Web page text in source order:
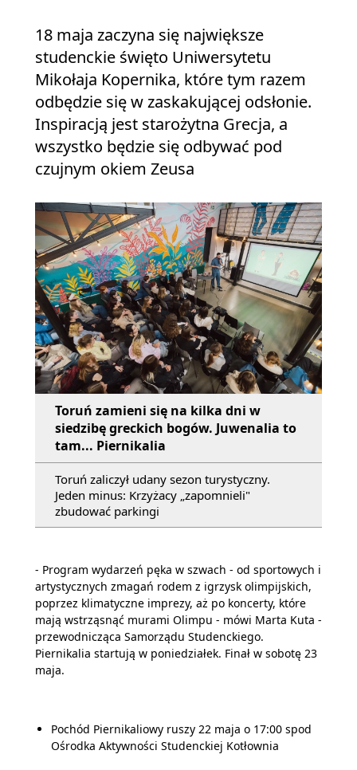
18 maja zaczyna się największe
studenckie święto Uniwersytetu
Mikołaja Kopernika, które tym razem
odbędzie się w zaskakującej odsłonie.
Inspiracją jest starożytna Grecja, a
wszystko będzie się odbywać pod
czujnym okiem Zeusa
Toruń zamieni się na kilka dni w
siedzibę greckich bogów. Juwenalia to
tam... Piernikalia
Toruń zaliczył udany sezon turystyczny.
Jeden minus: Krzyżacy „zapomnieli"
zbudować parkingi
- Program wydarzeń pęka w szwach - od sportowych i
artystycznych zmagań rodem z igrzysk olimpijskich,
poprzez klimatyczne imprezy, aż po koncerty, które
mają wstrząsnąć murami Olimpu - mówi Marta Kuta -
przewodnicząca Samorządu Studenckiego.
Piernikalia startują w poniedziałek. Finał w sobotę 23
maja.
Pochód Piernikaliowy ruszy 22 maja o 17:00 spod
Ośrodka Aktywności Studenckiej Kotłownia